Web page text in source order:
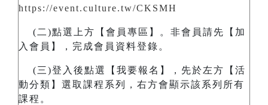
https://event.culture.tw/CKSMH
(二)點選上方【會員專區】。非會員請先【加
入會員】，完成會員資料登錄。
(三)登入後點選【我要報名】，先於左方【活
動分類】選取課程系列，右方會顯示該系列所有
課程。